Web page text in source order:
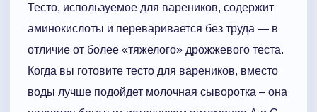
Тесто, используемое для вареников, содержит
аминокислоты и переваривается без труда — в
отличие от более «тяжелого» дрожжевого теста.
Когда вы готовите тесто для вареников, вместо
воды лучше подойдет молочная сыворотка – она